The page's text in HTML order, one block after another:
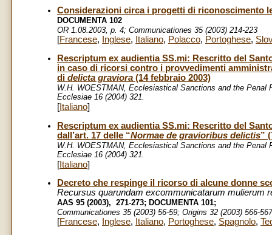
Considerazioni circa i progetti di riconoscimento
DOCUMENTA 102
OR 1.08.2003, p. 4; Communicationes 35 (2003) 214-223
[Francese, Inglese, Italiano, Polacco, Portoghese,
Rescriptum ex audientia SS.mi: Rescritto del
in caso di ricorsi contro i provvedimenti
di delicta graviora (14 febbraio 2003)
W.H. WOESTMAN, Ecclesiastical Sanctions and the Penal
Ecclesiae 16 (2004) 321.
[ Italiano]
Rescriptum ex audientia SS.mi: Rescritto del
dall’art. 17 delle “Normae de gravioribus delictis”
W.H. WOESTMAN, Ecclesiastical Sanctions and the Penal
Ecclesiae 16 (2004) 321.
[ Italiano]
Decreto che respinge il ricorso di alcune donne
Recursus quarundam excommunicatarum mulierum
AAS 95 (2003), 271-273; DOCUMENTA 101;
Communicationes 35 (2003) 56-59; Origins 32 (2003) 566-567
[Francese, Inglese, Italiano, Portoghese, Spagnolo,